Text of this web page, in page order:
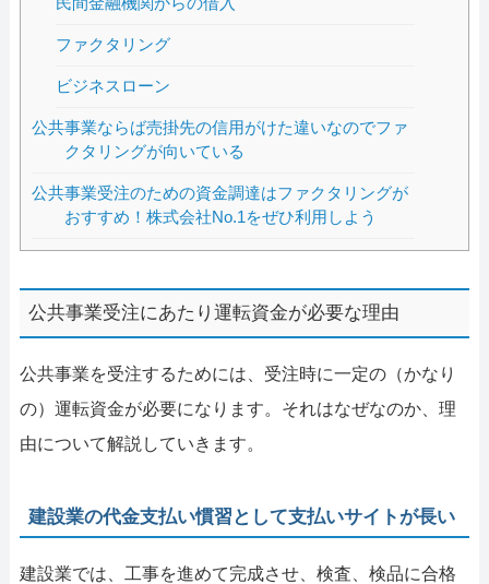
ファクタリング
ビジネスローン
公共事業ならば売掛先の信用がけた違いなのでファ
クタリングが向いている
公共事業受注のための資金調達はファクタリングが
おすすめ！株式会社No.1をぜひ利用しよう
公共事業受注にあたり運転資金が必要な理由
公共事業を受注するためには、受注時に一定の（かなり
の）運転資金が必要になります。それはなぜなのか、理
由について解説していきます。
建設業の代金支払い慣習として支払いサイトが長い
建設業では、工事を進めて完成させ、検査、検品に合格